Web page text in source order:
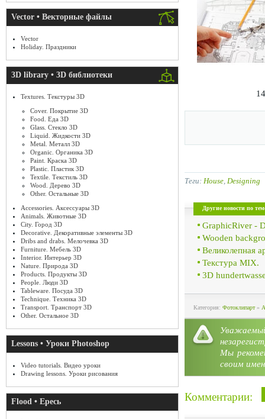
Vector • Векторные файлы
Vector
Holiday. Праздники
3D library • 3D библиотеки
Textures. Текстуры 3D
Cover. Покрытие 3D
Food. Еда 3D
Glass. Стекло 3D
Liquid. Жидкости 3D
Metal. Металл 3D
Organic. Органика 3D
Paint. Краска 3D
Plastic. Пластик 3D
Textile. Текстиль 3D
Wood. Дерево 3D
Other. Остальные 3D
Accessories. Аксессуары 3D
Animals. Животные 3D
City. Город 3D
Decorative. Декоративные элементы 3D
Dribs and drabs. Мелочевка 3D
Furniture. Мебель 3D
Interior. Интерьер 3D
Nature. Природа 3D
Products. Продукты 3D
People. Люди 3D
Tableware. Посуда 3D
Technique. Техника 3D
Transport. Транспорт 3D
Other. Остальное 3D
Lessons • Уроки Photoshop
Video tutorials. Видео уроки
Drawing lessons. Уроки рисования
Flood • Ересь
Теги: House Designing
Другие новости по
GraphicRiver -
Wooden
Великолепная
Текстура MIX.
3D
Категория: Фотоклипарт»
Мы
своим
Комментарии: